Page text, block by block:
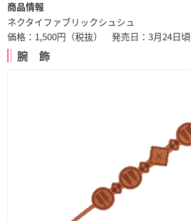
商品情報
ネクタイファブリックシュシュ
価格：1,500円（税抜） 発売日：3月24日
腕 飾